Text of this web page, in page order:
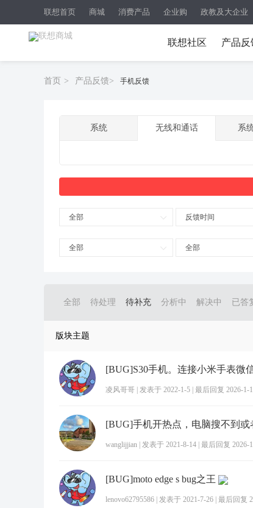
联想首页 商城 消费产品 企业购 政教及大企业
联想社区 产品反
首页 > 产品反馈> 手机反馈
系统 无线和通话 系
全部 反馈时间
全部 全部
全部 待处理 待补充 分析中 解决中 已答
版块主题
凌风哥哥 发表于 2022-1-5 最后回复 2026-1-
wanglijjian 发表于 2021-8-14 最后回复 2026-
[BUG]moto edge s bug之王
lenovo62795586 发表于 2021-7-26 最后回复